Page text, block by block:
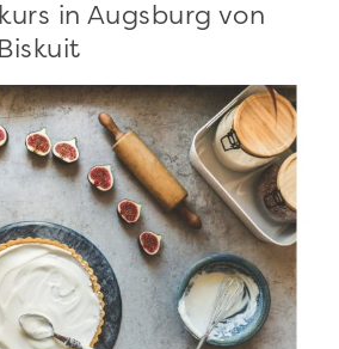
in Augsburg von